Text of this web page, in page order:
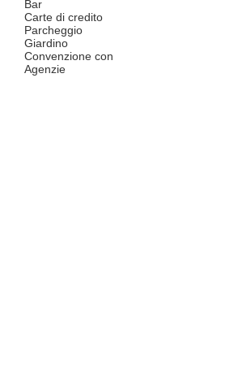
Bar
Carte di credito
Parcheggio
Giardino
Convenzione con
Agenzie